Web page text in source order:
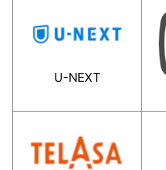
U-NEXT